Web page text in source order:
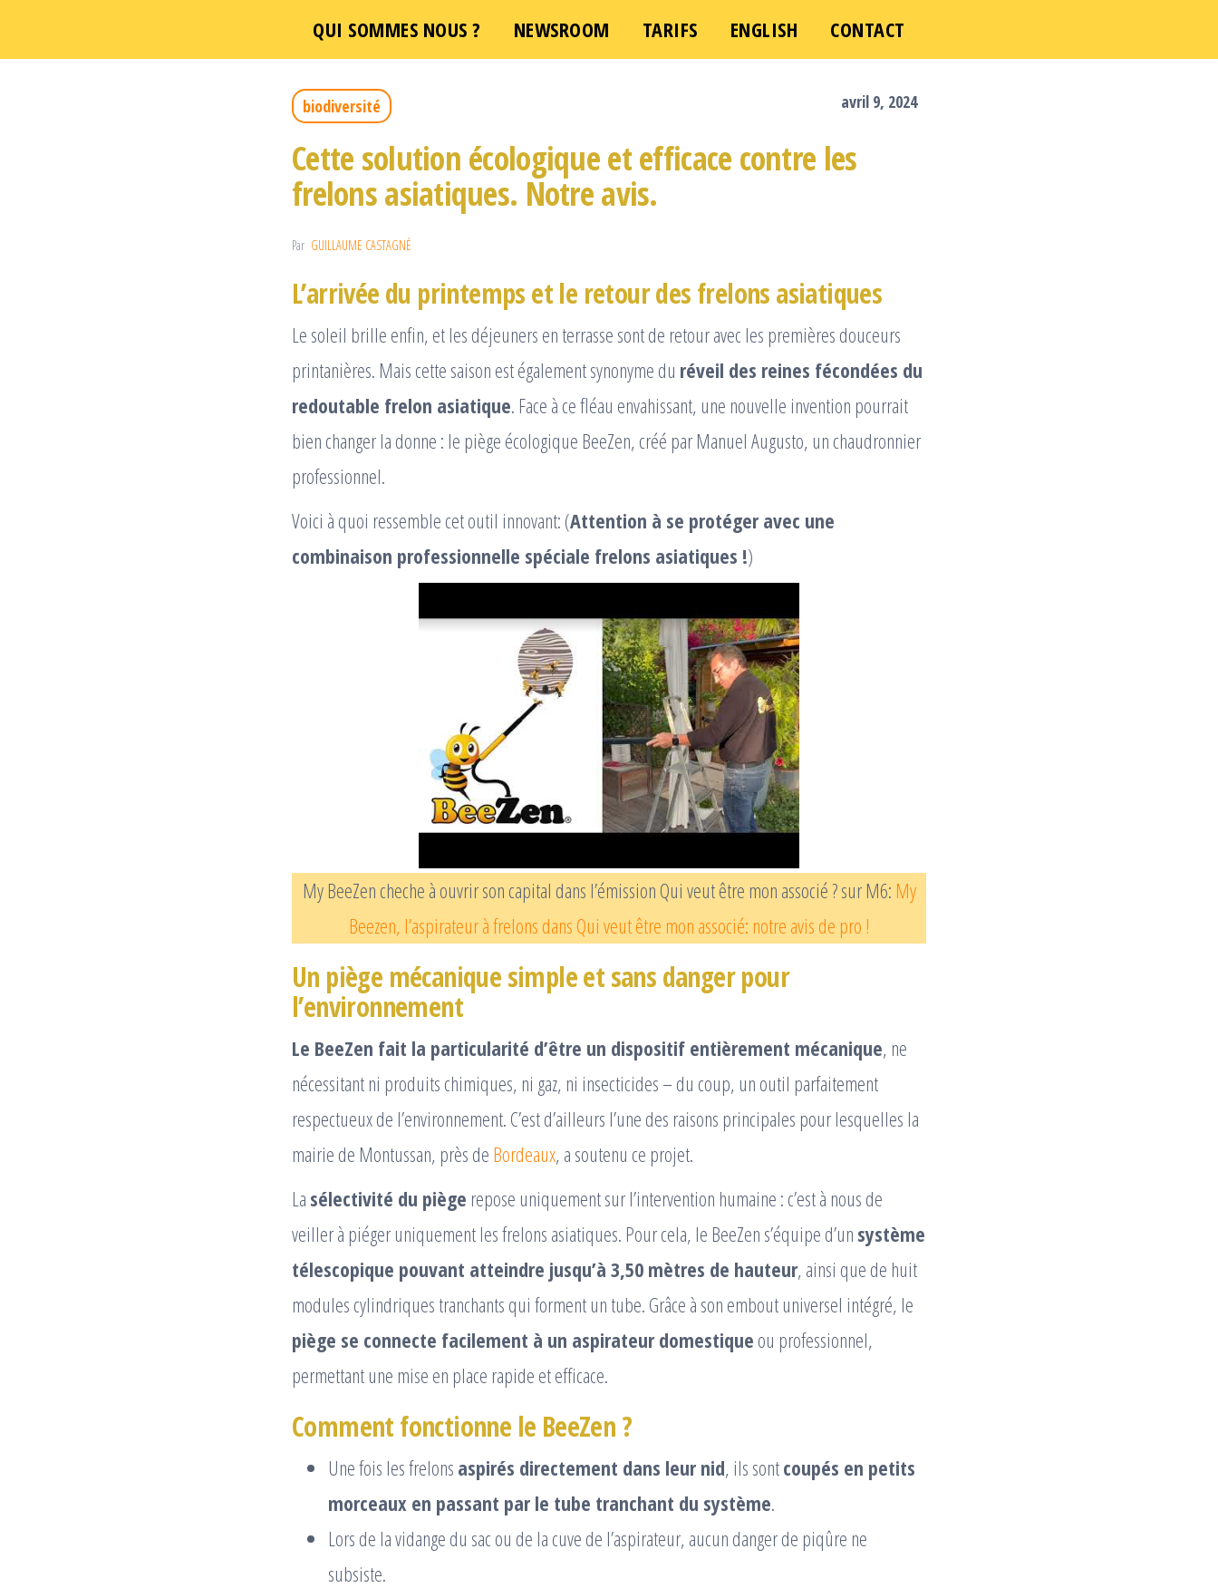
QUI SOMMES NOUS ? NEWSROOM TARIFS ENGLISH
CONTACT
Passer
biodiversité avril 9, 2024
Cette solution écologique et efficace contre les
frelons asiatiques. Notre avis.
Par GUILLAUME CASTAGNÉ
L’arrivée du printemps et le retour des frelons asiatiques
Le soleil brille enfin, et les déjeuners en terrasse sont de retour avec les premières douceurs
printanières. Mais cette saison est également synonyme du réveil des reines fécondées du
redoutable frelon asiatique. Face à ce fléau envahissant, une nouvelle invention pourrait
bien changer la donne : le piège écologique BeeZen, créé par Manuel Augusto, un chaudronnier
professionnel.
Voici à quoi ressemble cet outil innovant: (Attention à se protéger avec une
combinaison professionnelle spéciale frelons asiatiques !)
My BeeZen cheche à ouvrir son capital dans l’émission Qui veut être mon associé ? sur M6: My
Beezen, l’aspirateur à frelons dans Qui veut être mon associé: notre avis de pro !
Un piège mécanique simple et sans danger pour
l’environnement
Le BeeZen fait la particularité d’être un dispositif entièrement mécanique, ne
nécessitant ni produits chimiques, ni gaz, ni insecticides – du coup, un outil parfaitement
respectueux de l’environnement. C’est d’ailleurs l’une des raisons principales pour lesquelles la
mairie de Montussan, près de Bordeaux, a soutenu ce projet.
La sélectivité du piège repose uniquement sur l’intervention humaine : c’est à nous de
veiller à piéger uniquement les frelons asiatiques. Pour cela, le BeeZen s’équipe d’un système
télescopique pouvant atteindre jusqu’à 3,50 mètres de hauteur, ainsi que de huit
modules cylindriques tranchants qui forment un tube. Grâce à son embout universel intégré, le
piège se connecte facilement à un aspirateur domestique ou professionnel,
permettant une mise en place rapide et efficace.
Comment fonctionne le BeeZen ?
Une fois les frelons aspirés directement dans leur nid, ils sontcoupés en petits
morceaux en passant par le tube tranchant du système.
Lors de la vidange du sac ou de la cuve de l’aspirateur, aucun danger de piqûre ne
subsiste.
Une demande d'intervention – Une question ?Cliquez ICI